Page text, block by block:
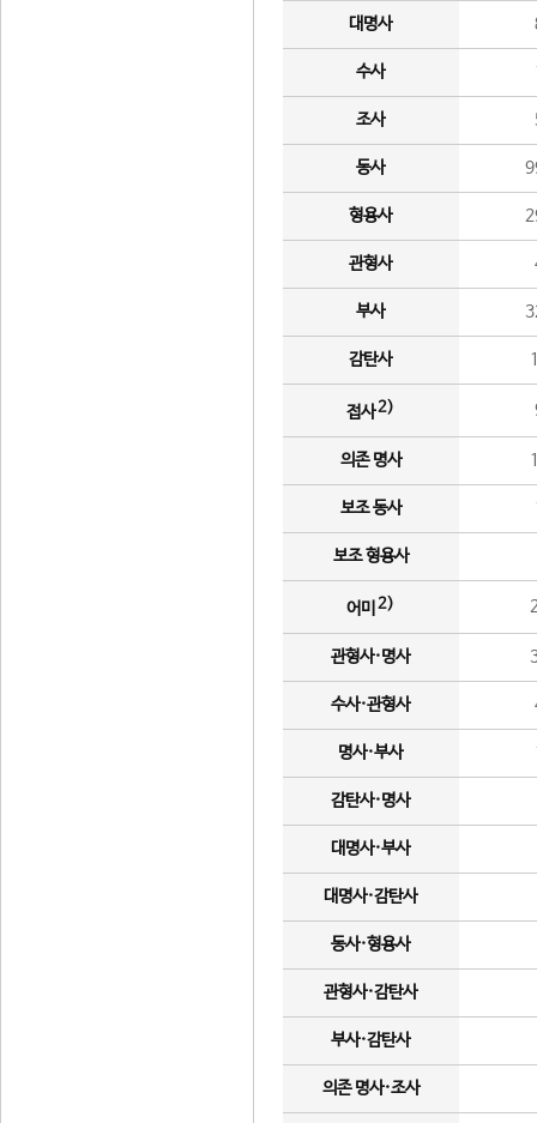
대명사
수사
조사
동사
형용사
관형사
부사
감탄사
접사2)
의존 명사
보조 동사
보조 형용사
어미 2)
관형사·명사
수사·관형사
명사·부사
감탄사·명사
대명사·부사
대명사·감탄사
동사·형용사
관형사·감탄사
부사·감탄사
의존 명사·조사